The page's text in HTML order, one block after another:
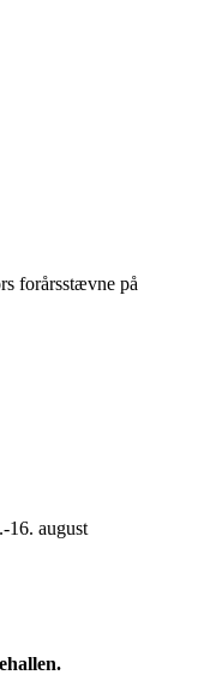
forårsstævne på
16. august